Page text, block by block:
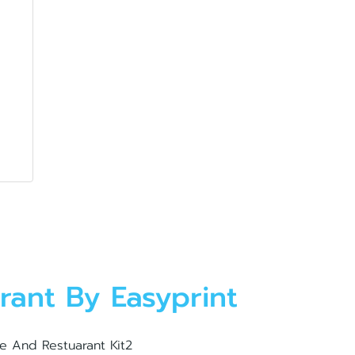
By Easyprint
And Restuarant Kit2